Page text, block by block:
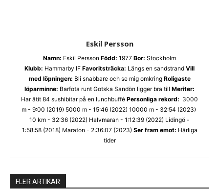
Eskil Persson
Namn: Eskil Persson Född: 1977 Bor: Stockholm
Klubb: Hammarby IF Favoritsträcka: Längs en sandstrand Vill
med löpningen: Bli snabbare och se mig omkring Roligaste
löparminne: Barfota runt Gotska Sandön ligger bra till Meriter:
Har ätit 84 sushibitar på en lunchbuffé Personliga rekord: 3000
m - 9:00 (2019) 5000 m - 15:46 (2022) 10000 m - 32:54 (2023)
10 km - 32:36 (2022) Halvmaran - 1:12:39 (2022) Lidingö -
1:58:58 (2018) Maraton - 2:36:07 (2023) Ser fram emot: Härliga
tider
FLER ARTIKAR